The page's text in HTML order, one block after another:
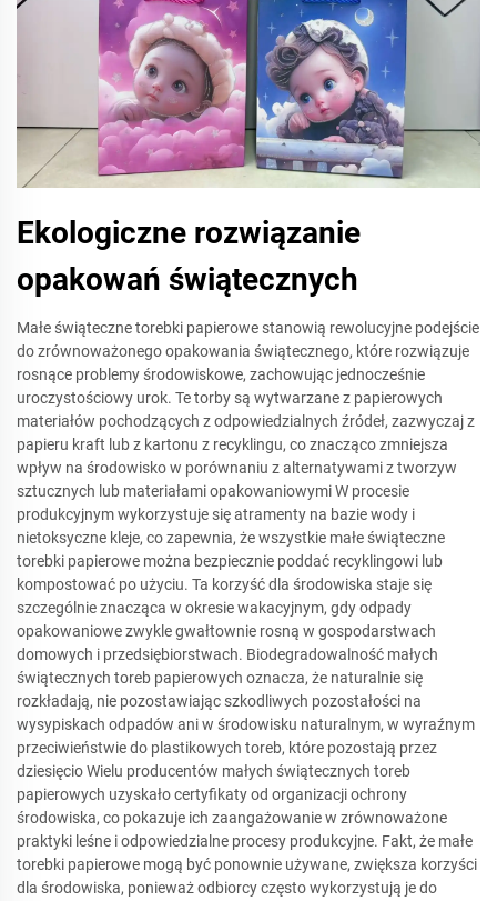
Ekologiczne rozwiązanie
opakowań świątecznych
Małe świąteczne torebki papierowe stanowią rewolucyjne podejście
do zrównoważonego opakowania świątecznego, które rozwiązuje
rosnące problemy środowiskowe, zachowując jednocześnie
uroczystościowy urok. Te torby są wytwarzane z papierowych
materiałów pochodzących z odpowiedzialnych źródeł, zazwyczaj z
papieru kraft lub z kartonu z recyklingu, co znacząco zmniejsza
wpływ na środowisko w porównaniu z alternatywami z tworzyw
sztucznych lub materiałami opakowaniowymi W procesie
produkcyjnym wykorzystuje się atramenty na bazie wody i
nietoksyczne kleje, co zapewnia, że wszystkie małe świąteczne
torebki papierowe można bezpiecznie poddać recyklingowi lub
kompostować po użyciu. Ta korzyść dla środowiska staje się
szczególnie znacząca w okresie wakacyjnym, gdy odpady
opakowaniowe zwykle gwałtownie rosną w gospodarstwach
domowych i przedsiębiorstwach. Biodegradowalność małych
świątecznych toreb papierowych oznacza, że naturalnie się
rozkładają, nie pozostawiając szkodliwych pozostałości na
wysypiskach odpadów ani w środowisku naturalnym, w wyraźnym
przeciwieństwie do plastikowych toreb, które pozostają przez
dziesięcio Wielu producentów małych świątecznych toreb
papierowych uzyskało certyfikaty od organizacji ochrony
środowiska, co pokazuje ich zaangażowanie w zrównoważone
praktyki leśne i odpowiedzialne procesy produkcyjne. Fakt, że małe
torebki papierowe mogą być ponownie używane, zwiększa korzyści
dla środowiska, ponieważ odbiorcy często wykorzystują je do